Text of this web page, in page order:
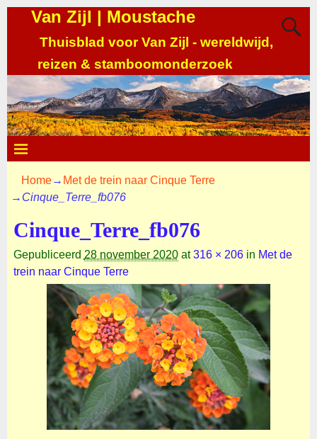
Van Zijl | Moustache
Thuisblad voor Van Zijl - wereldwijd,
reizen & stamboomonderzoek
Home→ Met de trein naar Cinque Terre
→ Cinque_Terre_fb076
Cinque_Terre_fb076
Gepubliceerd 28 november 2020at316 × 206in Met de
trein naar Cinque Terre